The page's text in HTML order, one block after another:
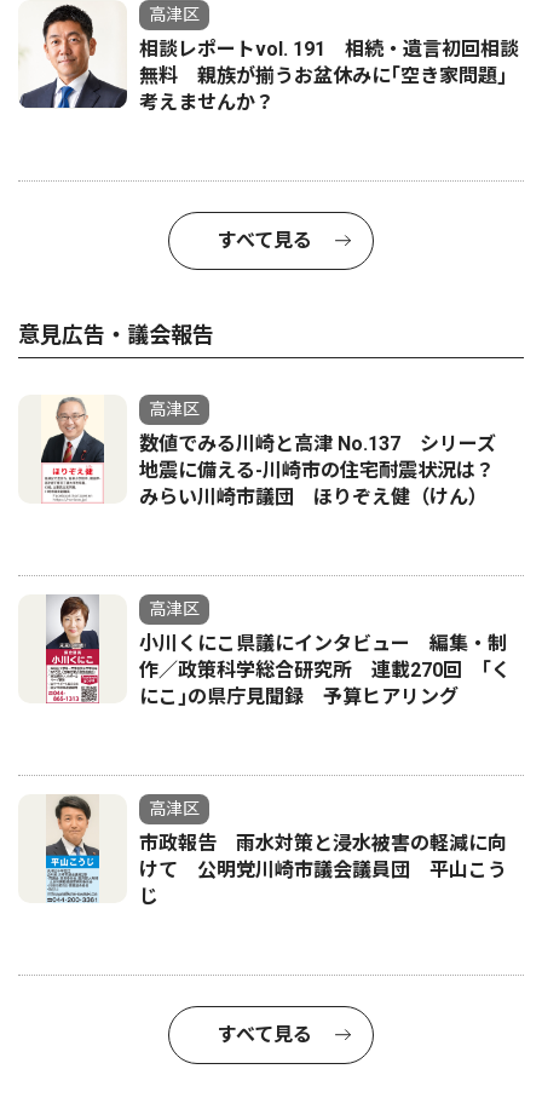
高津区
相談レポートvol. 191 相続・遺言初回相談
無料 親族が揃うお盆休みに｢空き家問題｣
考えませんか？
すべて見る
意見広告・議会報告
高津区
数値でみる川崎と高津 No.137 シリーズ
地震に備える-川崎市の住宅耐震状況は？
みらい川崎市議団 ほりぞえ健（けん）
高津区
小川くにこ県議にインタビュー 編集・制
作／政策科学総合研究所 連載270回 ｢く
にこ｣の県庁見聞録 予算ヒアリング
高津区
市政報告 雨水対策と浸水被害の軽減に向
けて 公明党川崎市議会議員団 平山こう
じ
すべて見る